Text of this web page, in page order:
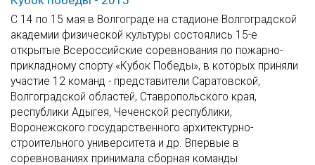
С 14 по 15 мая в Волгограде на стадионе Волгоградской
академии физической культуры состоялись 15-е
открытые Всероссийские соревнования по пожарно-
прикладному спорту «Кубок Победы», в которых приняли
участие 12 команд - представители Саратовской,
Волгоградской областей, Ставропольского края,
республики Адыгея, Чеченской республики,
Воронежского государственного архитектурно-
строительного университета и др. Впервые в
соревнованиях принимала сборная команды